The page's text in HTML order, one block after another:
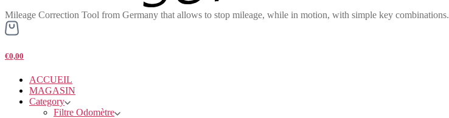
Mileage Correction Tool from Germany that allows to stop mileage, while in motion, with simple key combinations.
€0,00
ACCUEIL
MAGASIN
Category
Filtre Odomètre